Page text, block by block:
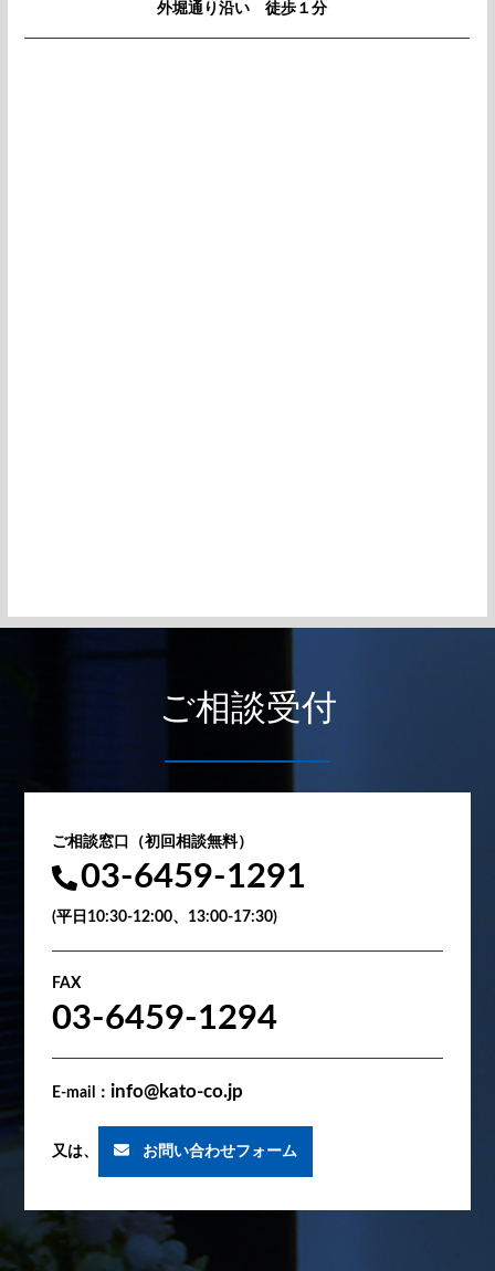
外堀通り沿い 徒歩１分
ご相談受付
ご相談窓口（初回相談無料）
03-6459-1291
(平日10:30-12:00、13:00-17:30)
FAX
03-6459-1294
E-mail： info@kato-co.jp
又は、 お問い合わせフォーム